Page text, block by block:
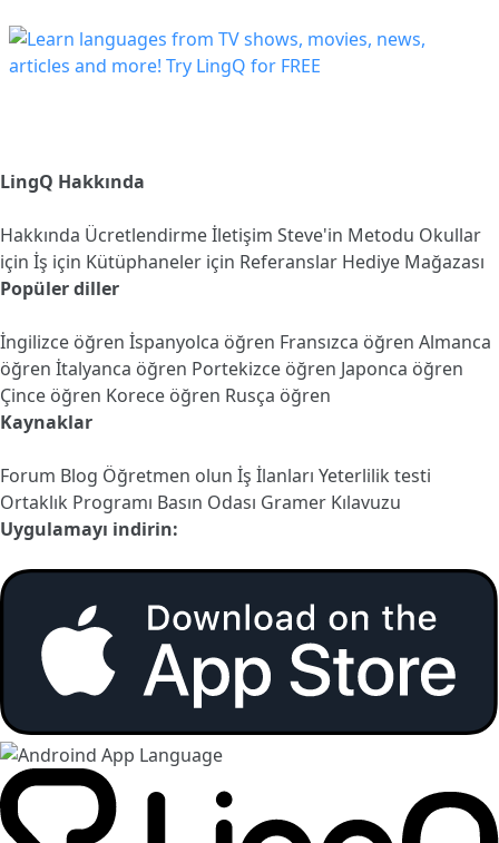
LingQ Hakkında
Hakkında Ücretlendirmeİletişim Steve'in Metodu Okullar
için İş için Kütüphaneler için Referanslar Hediye Mağazası
Popüler diller
İngilizce öğren İspanyolca öğren Fransızca öğren Almanca
öğren İtalyanca öğren Portekizce öğren Japonca öğren
Çince öğren Korece öğren Rusça öğren
Kaynaklar
Forum Blog Öğretmen olun İş İlanları Yeterlilik testi
Ortaklık Programı Basın Odası Gramer Kılavuzu
Uygulamayı indirin: